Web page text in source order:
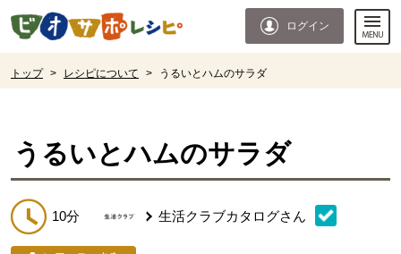
ページの先頭です。
ログイン
トップ > レシピについて > うるいとハムのサラダ
うるいとハムのサラダ
10分 生活クラブカタログさん